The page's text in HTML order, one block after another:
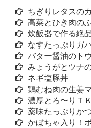
ちぎりレタスの
高菜とひき肉の
炊飯器で作る絶
なすたっぷりガ
バター醤油のト
みょうがとツナ
ネギ塩豚丼
鶏むね肉の生姜
濃厚とろ〜りＴ
薬味たっぷりか
かぼちゃ入り！